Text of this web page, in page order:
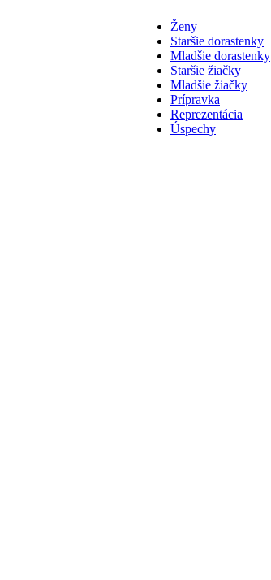
Ženy
Staršie dorastenky
Mladšie dorastenky
Staršie žiačky
Mladšie žiačky
Prípravka
Reprezentácia
Úspechy